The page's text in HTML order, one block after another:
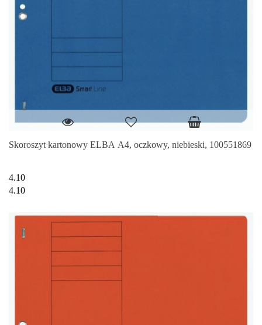
Skoroszyt kartonowy ELBA A4, oczkowy, niebieski, 100551869
4.10
4.10